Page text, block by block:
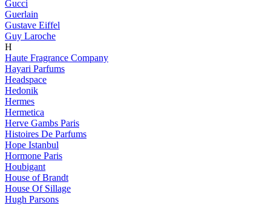
Gucci
Guerlain
Gustave Eiffel
Guy Laroche
H
Haute Fragrance Company
Hayari Parfums
Headspace
Hedonik
Hermes
Hermetica
Herve Gambs Paris
Histoires De Parfums
Hope Istanbul
Hormone Paris
Houbigant
House of Brandt
House Of Sillage
Hugh Parsons